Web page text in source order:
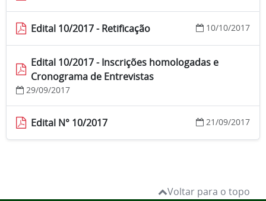
Edital 10/2017 - Retificação 10/10/2017
Edital 10/2017 - Inscrições homologadas e
Cronograma de Entrevistas
29/09/2017
Edital N° 10/2017 21/09/2017
Voltar para o topo